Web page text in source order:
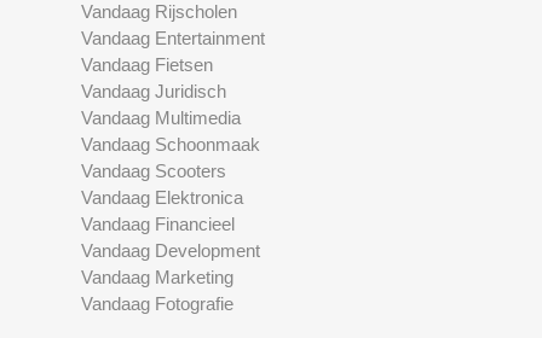
Vandaag Rijscholen
Vandaag Entertainment
Vandaag Fietsen
Vandaag Juridisch
Vandaag Multimedia
Vandaag Schoonmaak
Vandaag Scooters
Vandaag Elektronica
Vandaag Financieel
Vandaag Development
Vandaag Marketing
Vandaag Fotografie